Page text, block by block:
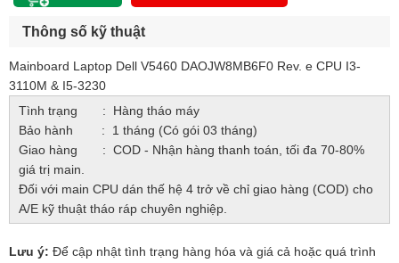
Thông số kỹ thuật
Mainboard Laptop Dell V5460 DAOJW8MB6F0 Rev. e CPU I3-
3110M & I5-3230
Tình trạng : Hàng tháo máy
Bảo hành : 1 tháng (Có gói 03 tháng)
Giao hàng : COD - Nhận hàng thanh toán, tối đa 70-80%
giá trị main.
Đối với main CPU dán thế hệ 4 trở về chỉ giao hàng (COD) cho
A/E kỹ thuật tháo ráp chuyên nghiệp.
Lưu ý: Để cập nhật tình trạng hàng hóa và giá cả hoặc quá trình